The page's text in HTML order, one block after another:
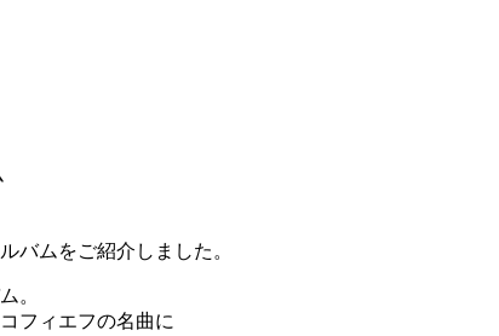
バムをご紹介しました。
。
フィエフの名曲に